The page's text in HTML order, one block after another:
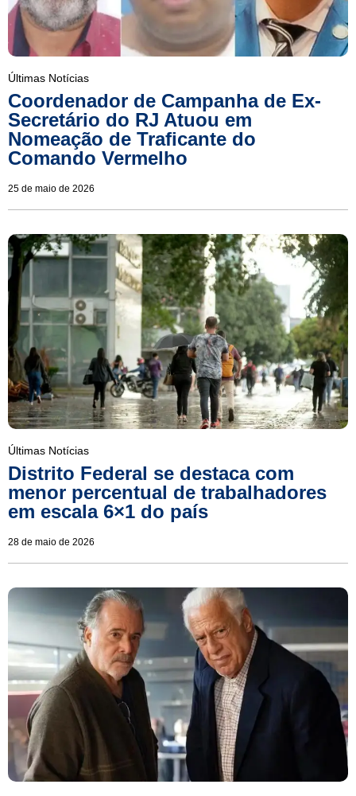
Últimas Notícias
Coordenador de Campanha de Ex-
Secretário do RJ Atuou em
Nomeação de Traficante do
Comando Vermelho
25 de maio de 2026
Últimas Notícias
Distrito Federal se destaca com
menor percentual de trabalhadores
em escala 6×1 do país
28 de maio de 2026